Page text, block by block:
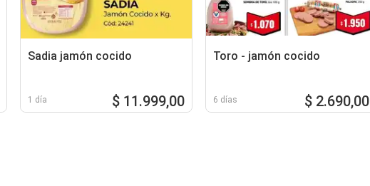
Sadia jamón cocido
1 día $ 11.999,00
Toro - jamón cocido
6 días $ 2.690,00